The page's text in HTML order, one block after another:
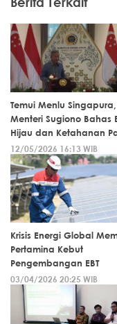
Temui Menlu Singapura,
Menteri Sugiono Bahas
Hijau dan Ketahanan
12/05/2026 16:13 WIB
Krisis Energi Global
Pertamina Kebut
Pengembangan EBT
03/04/2026 20:25 WIB